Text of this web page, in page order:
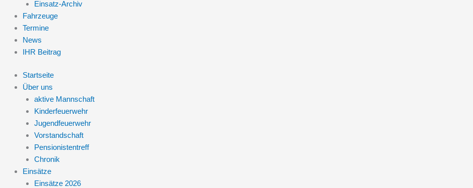
Einsatz-Archiv
Fahrzeuge
Termine
News
IHR Beitrag
Startseite
Über uns
aktive Mannschaft
Kinderfeuerwehr
Jugendfeuerwehr
Vorstandschaft
Pensionistentreff
Chronik
Einsätze
Einsätze 2026